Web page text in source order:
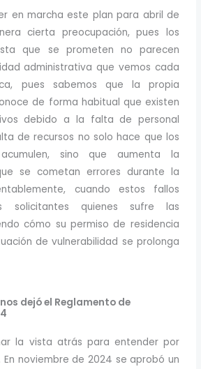
en marcha este plan para abril de
cierta preocupación, pues los
que se prometen no parecen
administrativa que vemos cada
pues sabemos que la propia
de forma habitual que existen
debido a la falta de personal
de recursos no solo hace que los
sino que aumenta la
se cometan errores durante la
cuando estos fallos
solicitantes quienes sufre las
cómo su permiso de residencia
de vulnerabilidad se prolonga
dejó el Reglamento de
la vista atrás para entender por
noviembre de 2024 se aprobó un